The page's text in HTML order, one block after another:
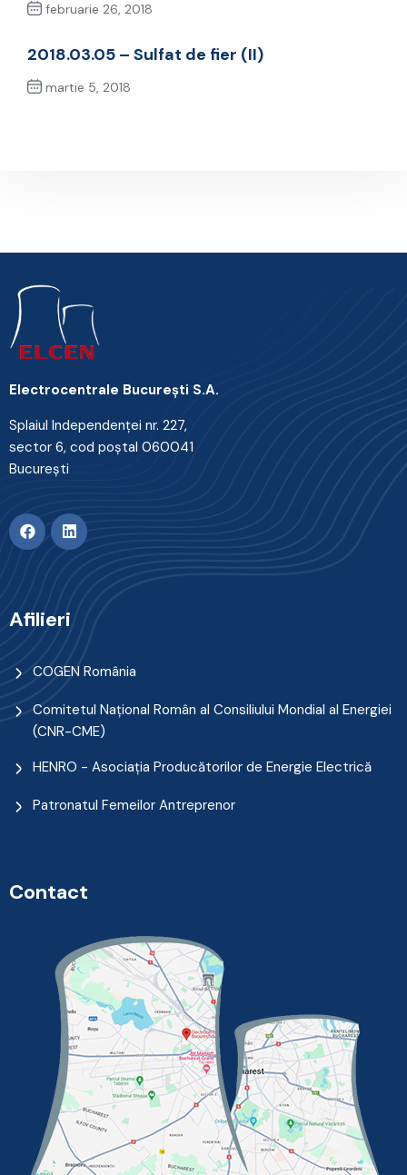
februarie 26, 2018
2018.03.05 – Sulfat de fier (II)
martie 5, 2018
Electrocentrale Bucureşti S.A.
Splaiul Independenţei nr. 227,
sector 6, cod poştal 060041
Bucureşti
Afilieri
COGEN România
Comitetul Naţional Român al Consiliului Mondial al Energiei
(CNR-CME)
HENRO - Asociația Producătorilor de Energie Electrică
Patronatul Femeilor Antreprenor
Contact